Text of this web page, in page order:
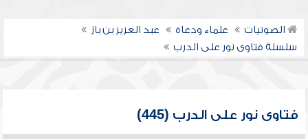
الصوتيات علماء ودعاة
عبد العزيز بن باز
سلسلة فتاوى نور على الدرب
فتاوى نور على الدرب (445)